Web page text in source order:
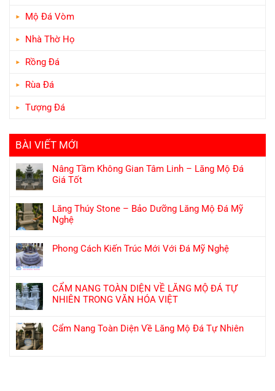
Mộ Đá Vòm
Nhà Thờ Họ
Rồng Đá
Rùa Đá
Tượng Đá
BÀI VIẾT MỚI
Nâng Tầm Không Gian Tâm Linh – Lăng Mộ Đá
Giá Tốt
Lăng Thúy Stone – Bảo Dưỡng Lăng Mộ Đá Mỹ
Nghệ
Phong Cách Kiến Trúc Mới Với Đá Mỹ Nghệ
CẨM NANG TOÀN DIỆN VỀ LĂNG MỘ ĐÁ TỰ
NHIÊN TRONG VĂN HÓA VIỆT
Cẩm Nang Toàn Diện Về Lăng Mộ Đá Tự Nhiên